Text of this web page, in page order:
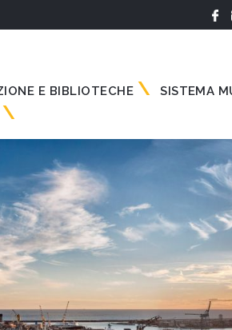
E BIBLIOTECHE
SISTEMA